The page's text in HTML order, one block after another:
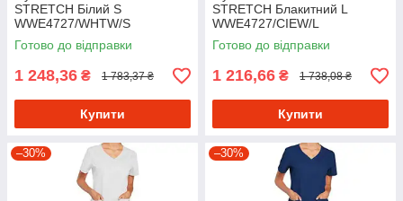
STRETCH Білий S
WWE4727/WHTW/S
Готово до відправки
1 248,36 ₴ 1 783,37 ₴
Купити
STRETCH Блакитний L
WWE4727/CIEW/L
Готово до відправки
1 216,66 ₴ 1 738,08 ₴
Купити
–30% –30%